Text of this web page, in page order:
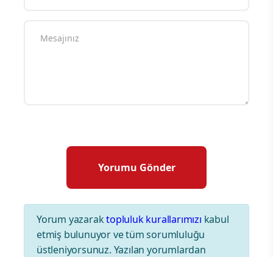
Yorum yazaraktopluluk kurallarımızı kabul
etmiş bulunuyor ve tüm sorumluluğu
üstleniyorsunuz. Yazılan yorumlardan